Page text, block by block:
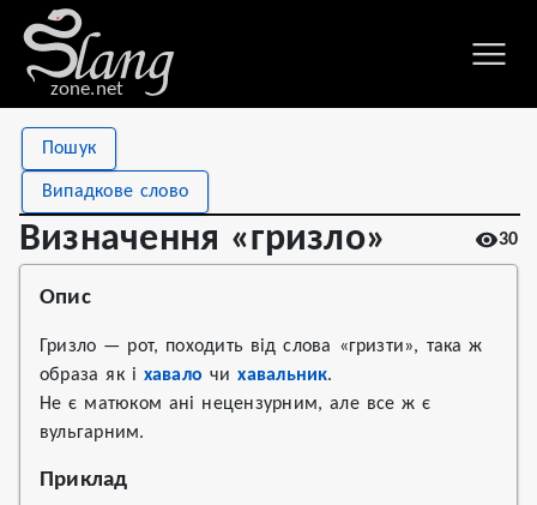
zone.net
Пошук
Випадкове слово
Визначення «гризло» 30
Визначення «гризло»
Stat
Views
Definitions 1
Опис
Гризло — рот, походить від слова «гризти», така ж
образа як і хавало чихавальник.
Не є матюком ані нецензурним, але все ж є
вульгарним.
Приклад